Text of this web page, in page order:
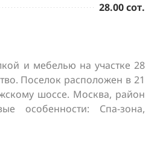
28.00 сот.
и мебелью на участке 28
Поселок расположен в 21
шоссе. Москва, район
особенности: Спа-зона,